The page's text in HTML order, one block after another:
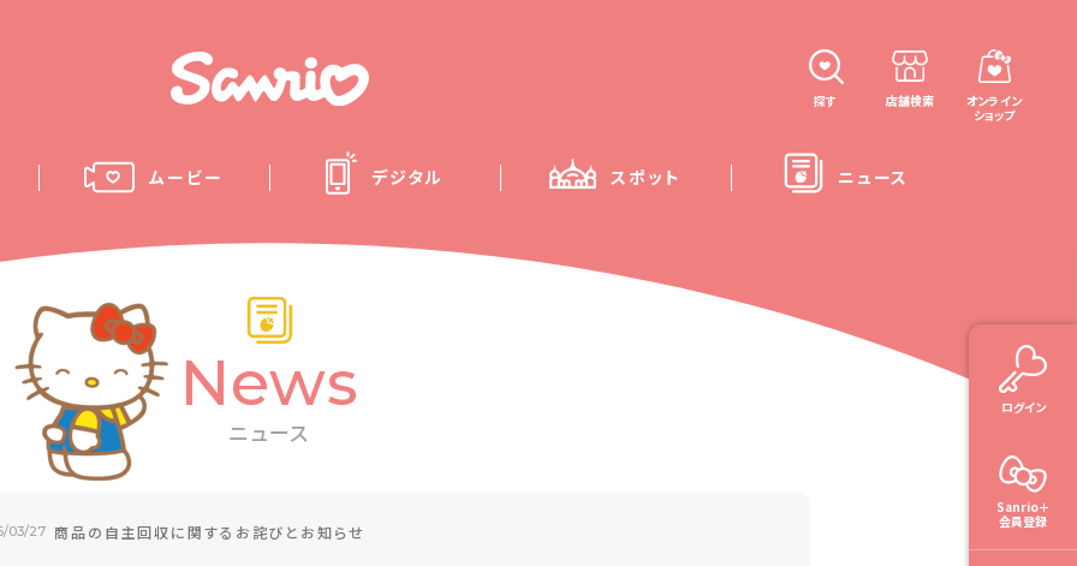
ログイン
Sanrio＋
会員登録
探す 店舗検索
オンライン
ショップ
ムービー デジタル スポット ニュース
News
ニュース
03/27 商品の自主回収に関するお詫びとお知らせ